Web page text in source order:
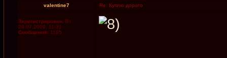
valentine7 Re: Куплю дорого
Зарегистрирован: Вт
28.07.2009, 11:31
Сообщения: 1185